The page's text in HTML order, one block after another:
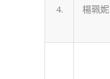
4. 楊珮妮